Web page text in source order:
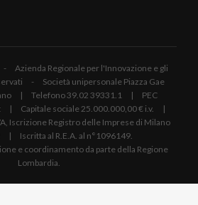
Azienda Regionale per l'Innovazione e gli
- Società unipersonale Piazza Gae
| Telefono 39.02 39331.1 | PEC
| Capitale sociale 25.000.000,00 € i.v. |
Iscrizione Registro delle Imprese di Milano
| Iscritta al R.E.A. al n°1096149.
e coordinamento da parte della Regione
Lombardia.